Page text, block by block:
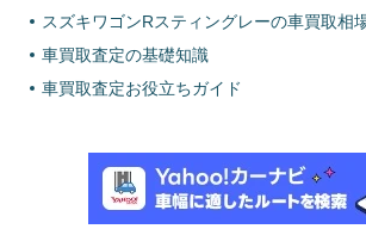
スズキワゴンRスティングレーの車買取相
車買取査定の基礎知識
車買取査定お役立ちガイド